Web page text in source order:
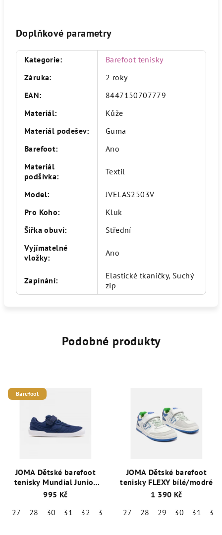
Doplňkové parametry
Kategorie:
Barefoot tenisky
Záruka:
2 roky
EAN:
8447150707779
Materiál:
Kůže
Materiál podešev:
Guma
Barefoot:
Ano
Materiál
podšívka: Textil
Model:
JVELAS2503V
Pro Koho:
Kluk
Šířka obuvi:
Střední
Vyjímatelné
vložky: Ano
Zapínání:
Elastické tkaničky, Suchý
zip
Podobné produkty
Barefoot
JOMA Dětské barefoot
tenisky Mundial Junior
modré
995 Kč
27
28 30 31 32 33 34
JOMA Dětské barefoot
tenisky FLEXY bílé/modré
1 390 Kč
27
28 29 30 31 32